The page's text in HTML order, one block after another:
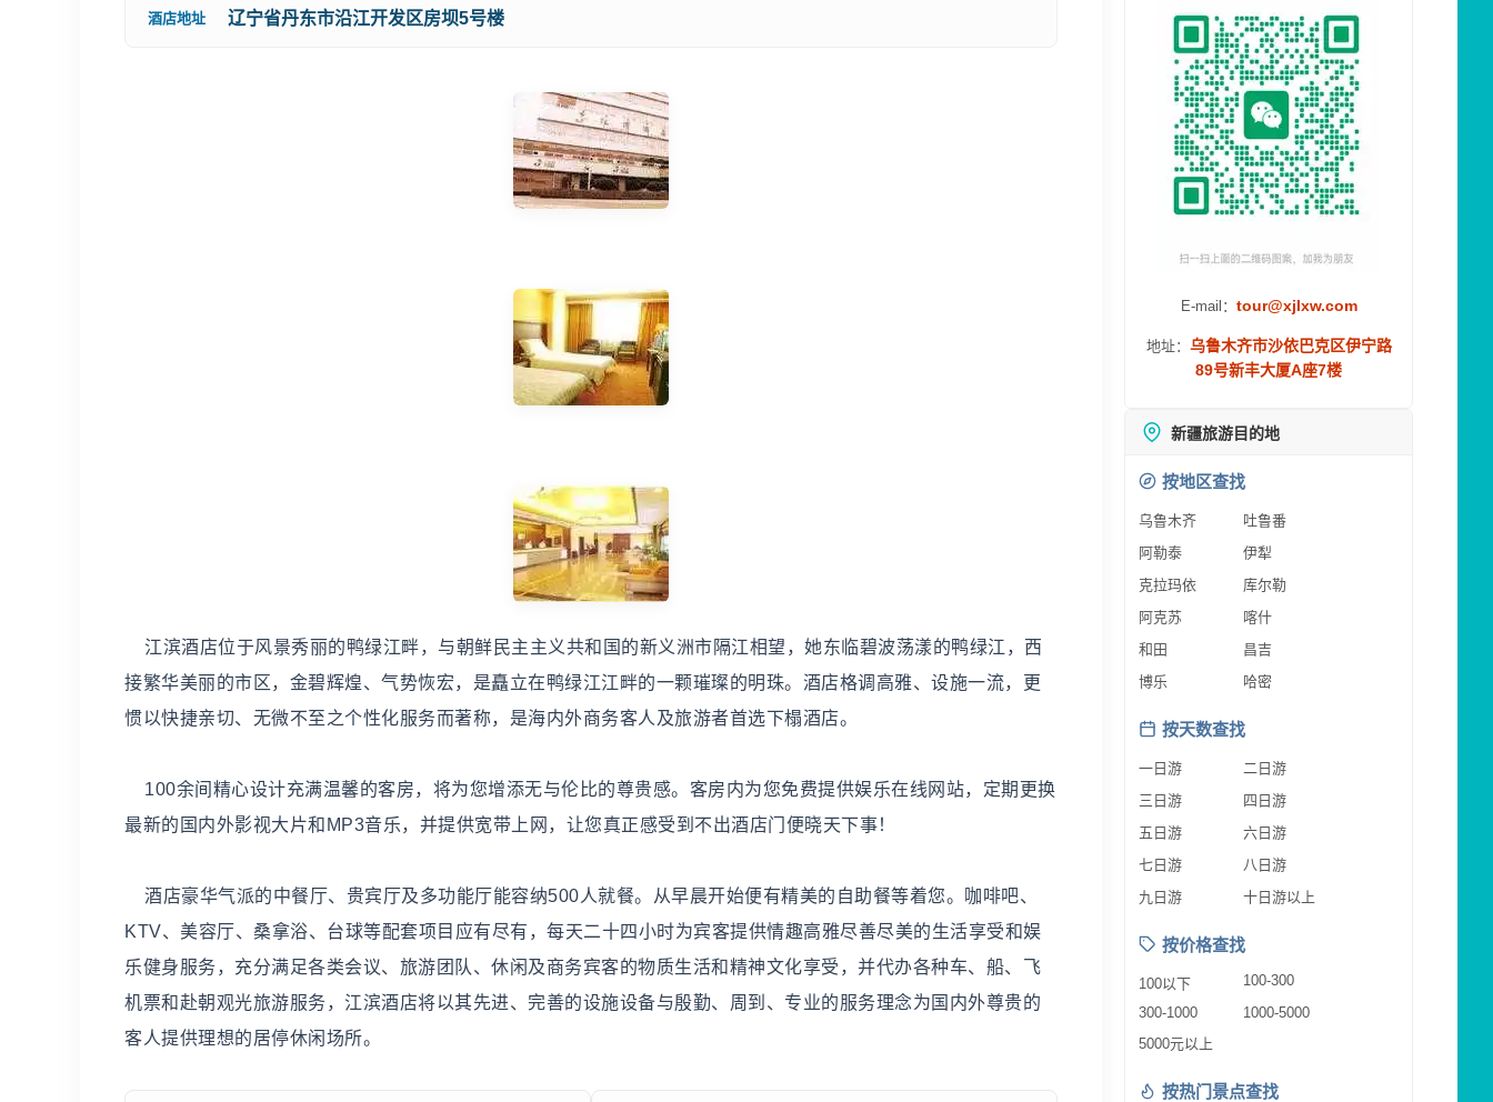
酒店地址 辽宁省丹东市沿江开发区房坝5号楼
江滨酒店位于风景秀丽的鸭绿江畔，与朝鲜民主主义共和国的新义洲市隔江相望，她东临碧波荡漾的鸭绿江，西
接繁华美丽的市区，金碧辉煌、气势恢宏，是矗立在鸭绿江江畔的一颗璀璨的明珠。酒店格调高雅、设施一流，更
惯以快捷亲切、无微不至之个性化服务而著称，是海内外商务客人及旅游者首选下榻酒店。
100余间精心设计充满温馨的客房，将为您增添无与伦比的尊贵感。客房内为您免费提供娱乐在线网站，定期更换
最新的国内外影视大片和MP3音乐，并提供宽带上网，让您真正感受到不出酒店门便晓天下事！
酒店豪华气派的中餐厅、贵宾厅及多功能厅能容纳500人就餐。从早晨开始便有精美的自助餐等着您。咖啡吧、
KTV、美容厅、桑拿浴、台球等配套项目应有尽有，每天二十四小时为宾客提供情趣高雅尽善尽美的生活享受和娱
乐健身服务，充分满足各类会议、旅游团队、休闲及商务宾客的物质生活和精神文化享受，并代办各种车、船、飞
机票和赴朝观光旅游服务，江滨酒店将以其先进、完善的设施设备与殷勤、周到、专业的服务理念为国内外尊贵的
客人提供理想的居停休闲场所。
E-mail： tour@xjlxw.com
地址： 乌鲁木齐市沙依巴克区伊宁路
89号新丰大厦A座7楼
新疆旅游目的地
按地区查找
乌鲁木齐
吐鲁番
阿勒泰
伊犁
克拉玛依
库尔勒
阿克苏
喀什
和田
昌吉
博乐
哈密
按天数查找
一日游
二日游
三日游
四日游
五日游
六日游
七日游
八日游
九日游
十日游以上
按价格查找
100以下
100-300
300-1000
1000-5000
5000元以上
按热门景点查找